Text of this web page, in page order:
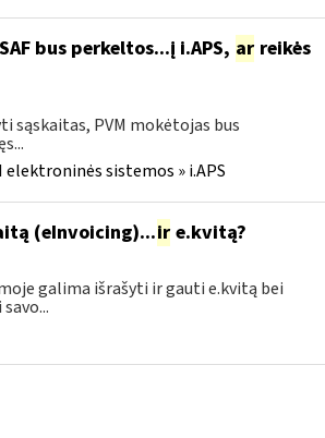
bus perkeltos...į i.APS, arreikės
sąskaitas, PVM mokėtojas bus
elektroninės sistemos » i.APS
(eInvoicing)...ire.kvitą?
galima išrašyti ir gauti e.kvitą bei